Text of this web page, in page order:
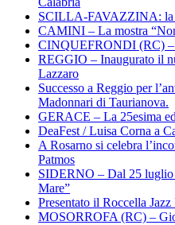
SCILLA-FAVAZZINA: la
CAMINI – La mostra
CINQUEFRONDI (RC) –
REGGIO – Inaugurato il
Lazzaro
Successo a Reggio per
Madonnari di Taurianova.
GERACE – La 25esima
DeaFest / Luisa Corna a
A Rosarno si celebra
Patmos
SIDERNO – Dal 25 luglio
Mare”
Presentato il Roccella Jazz
MOSORROFA (RC) –